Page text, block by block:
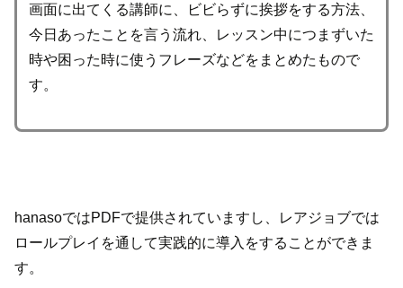
画面に出てくる講師に、ビビらずに挨拶をする方法、
今日あったことを言う流れ、レッスン中につまずいた
時や困った時に使うフレーズなどをまとめたもので
す。
hanasoではPDFで提供されていますし、レアジョブでは
ロールプレイを通して実践的に導入をすることができま
す。